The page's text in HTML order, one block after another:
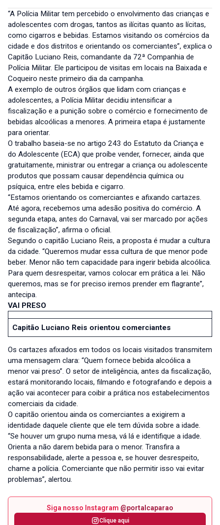
“A Polícia Militar tem percebido o envolvimento das crianças e
adolescentes com drogas, tantos as ilícitas quanto as lícitas,
como cigarros e bebidas. Estamos visitando os comércios da
cidade e dos distritos e orientando os comerciantes”, explica o
Capitão Luciano Reis, comandante da 72ª Companhia de
Polícia Militar. Ele participou de visitas em locais na Baixada e
Coqueiro neste primeiro dia da campanha.
A exemplo de outros órgãos que lidam com crianças e
adolescentes, a Polícia Militar decidiu intensificar a
fiscalização e a punição sobre o comércio e fornecimento de
bebidas alcoólicas a menores. A primeira etapa é justamente
para orientar.
O trabalho baseia-se no artigo 243 do Estatuto da Criança e
do Adolescente (ECA) que proíbe vender, fornecer, ainda que
gratuitamente, ministrar ou entregar a criança ou adolescente
produtos que possam causar dependência química ou
psíquica, entre eles bebida e cigarro.
“Estamos orientando os comerciantes e afixando cartazes.
Até agora, recebemos uma adesão positiva do comércio. A
segunda etapa, antes do Carnaval, vai ser marcado por ações
de fiscalização”, afirma o oficial.
Segundo o capitão Luciano Reis, a proposta é mudar a cultura
da cidade. “Queremos mudar essa cultura de que menor pode
beber. Menor não tem capacidade para ingerir bebida alcoólica.
Para quem desrespeitar, vamos colocar em prática a lei. Não
queremos, mas se for preciso iremos prender em flagrante”,
antecipa.
VAI PRESO
Capitão Luciano Reis orientou comerciantes
Os cartazes afixados em todos os locais visitados transmitem
uma mensagem clara: “Quem fornece bebida alcoólica a
menor vai preso”. O setor de inteligência, antes da fiscalização,
estará monitorando locais, filmando e fotografando e depois a
ação vai acontecer para coibir a prática nos estabelecimentos
comerciais da cidade.
O capitão orientou ainda os comerciantes a exigirem a
identidade daquele cliente que ele tem dúvida sobre a idade.
“Se houver um grupo numa mesa, vá lá e identifique a idade.
Orienta a não darem bebida para o menor. Transfira a
responsabilidade, alerte a pessoa e, se houver desrespeito,
chame a polícia. Comerciante que não permitir isso vai evitar
problemas”, alertou.
Siga nosso Instagram @portalcaparao
Clique aqui